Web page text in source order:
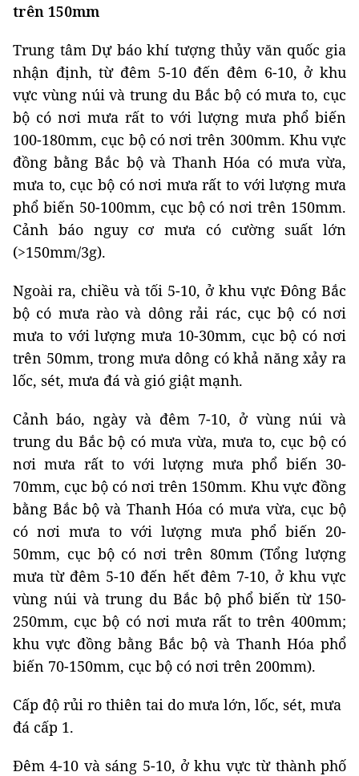
trên 150mm
Trung tâm Dự báo khí tượng thủy văn quốc gia
nhận định, từ đêm 5-10 đến đêm 6-10, ở khu
vực vùng núi và trung du Bắc bộ có mưa to, cục
bộ có nơi mưa rất to với lượng mưa phổ biến
100-180mm, cục bộ có nơi trên 300mm. Khu vực
đồng bằng Bắc bộ và Thanh Hóa có mưa vừa,
mưa to, cục bộ có nơi mưa rất to với lượng mưa
phổ biến 50-100mm, cục bộ có nơi trên 150mm.
Cảnh báo nguy cơ mưa có cường suất lớn
(>150mm/3g).
Ngoài ra, chiều và tối 5-10, ở khu vực Đông Bắc
bộ có mưa rào và dông rải rác, cục bộ có nơi
mưa to với lượng mưa 10-30mm, cục bộ có nơi
trên 50mm, trong mưa dông có khả năng xảy ra
lốc, sét, mưa đá và gió giật mạnh.
Cảnh báo, ngày và đêm 7-10, ở vùng núi và
trung du Bắc bộ có mưa vừa, mưa to, cục bộ có
nơi mưa rất to với lượng mưa phổ biến 30-
70mm, cục bộ có nơi trên 150mm. Khu vực đồng
bằng Bắc bộ và Thanh Hóa có mưa vừa, cục bộ
có nơi mưa to với lượng mưa phổ biến 20-
50mm, cục bộ có nơi trên 80mm (Tổng lượng
mưa từ đêm 5-10 đến hết đêm 7-10, ở khu vực
vùng núi và trung du Bắc bộ phổ biến từ 150-
250mm, cục bộ có nơi mưa rất to trên 400mm;
khu vực đồng bằng Bắc bộ và Thanh Hóa phổ
biến 70-150mm, cục bộ có nơi trên 200mm).
Cấp độ rủi ro thiên tai do mưa lớn, lốc, sét, mưa
đá cấp 1.
Đêm 4-10 và sáng 5-10, ở khu vực từ thành phố